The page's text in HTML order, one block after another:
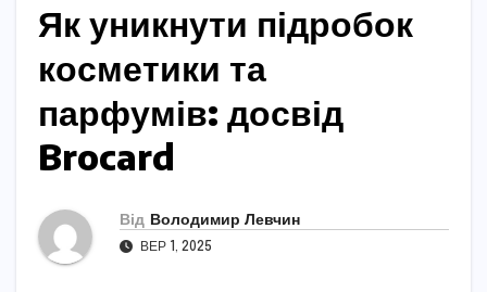
Як уникнути підробок
косметики та
парфумів: досвід
Brocard
Від Володимир Левчин
ВЕР 1, 2025